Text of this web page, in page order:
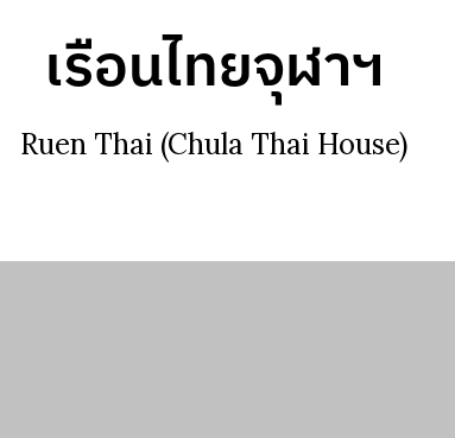
เรือนไทยจุฬาฯ
Ruen Thai (Chula Thai House)